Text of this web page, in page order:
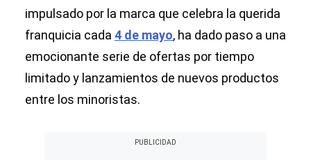
impulsado por la marca que celebra la querida
franquicia cada 4 de mayo, ha dado paso a una
emocionante serie de ofertas por tiempo
limitado y lanzamientos de nuevos productos
entre los minoristas.